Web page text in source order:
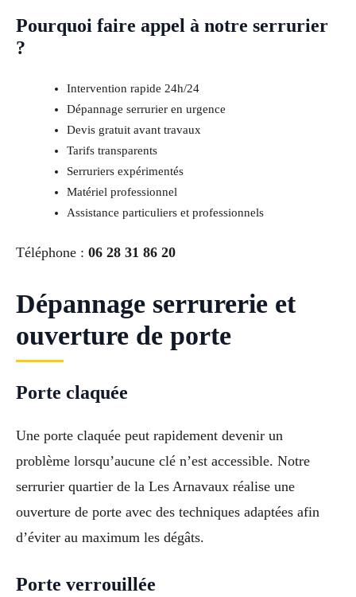
Pourquoi faire appel à notre serrurier
?
Intervention rapide 24h/24
Dépannage serrurier en urgence
Devis gratuit avant travaux
Tarifs transparents
Serruriers expérimentés
Matériel professionnel
Assistance particuliers et professionnels
Téléphone : 06 28 31 86 20
Dépannage serrurerie et
ouverture de porte
Porte claquée
Une porte claquée peut rapidement devenir un
problème lorsqu’aucune clé n’est accessible. Notre
serrurier quartier de la Les Arnavaux réalise une
ouverture de porte avec des techniques adaptées afin
d’éviter au maximum les dégâts.
Porte verrouillée